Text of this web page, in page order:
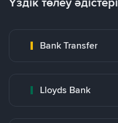
Bank Transfer
Lloyds Bank